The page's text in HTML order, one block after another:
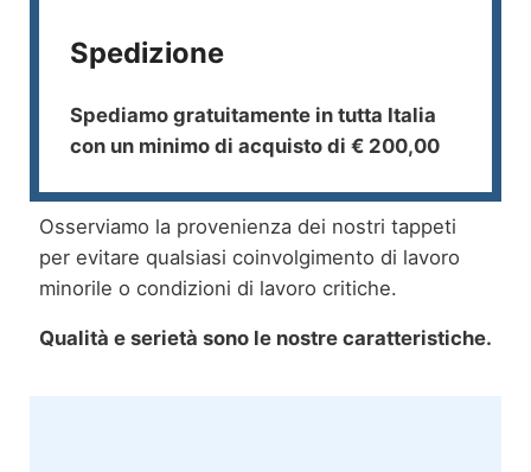
Spedizione
Spediamo gratuitamente in tutta Italia
con un minimo di acquisto di € 200,00
Osserviamo la provenienza dei nostri tappeti
per evitare qualsiasi coinvolgimento di lavoro
minorile o condizioni di lavoro critiche.
Qualità e serietà sono le nostre caratteristiche.